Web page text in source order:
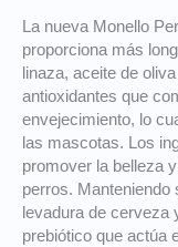
La nueva Monello
proporciona más
linaza, aceite de
antioxidantes que
envejecimiento, lo
las mascotas. Los
promover la belleza
perros. Manteniendo
levadura de cerveza
prebiótico que actúa